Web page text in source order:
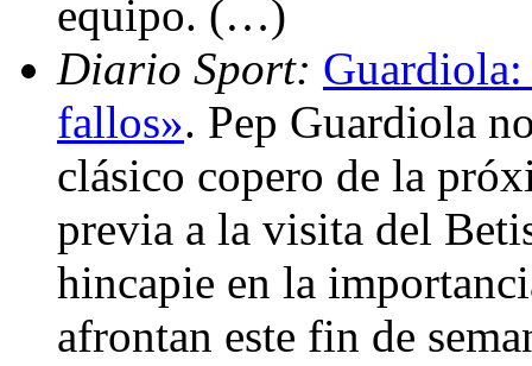
equipo. (…)
Diario Sport:
fallos». Pep Guardiola
clásico copero de la
previa a la visita del
hincapie en la
afrontan este fin de